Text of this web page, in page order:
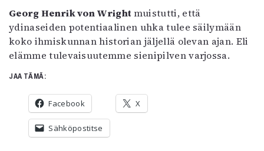
Georg Henrik von Wrightmuistutti, että
ydinaseiden potentiaalinen uhka tulee säilymään
koko ihmiskunnan historian jäljellä olevan ajan. Eli
elämme tulevaisuutemme sienipilven varjossa.
JAA TÄMÄ:
Facebook X
Sähköpostitse